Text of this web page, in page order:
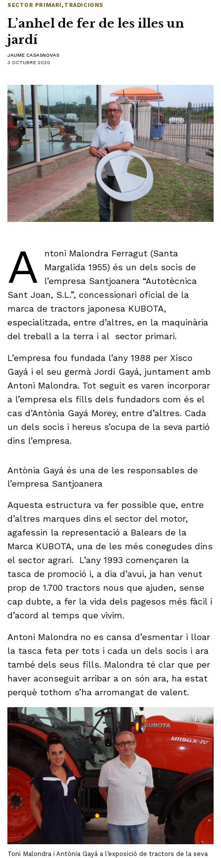
SECTOR PRIMARI , TRADICIONS
L’anhel de fer de les illes un
jardí
JAUME CASASNOVAS
3 OCTUBRE 2020
A
ntoni Malondra Ferragut (Santa
Margalida 1955) és un dels socis de
l’empresa Santjoanera “Autotècnica
Sant Joan, S.L.”, concessionari oficial de la
marca de tractors japonesa KUBOTA,
especialitzada, entre d’altres, en la maquinària
del treball a la terra i al sector primari.
L’empresa fou fundada l’any 1988 per Xisco
Gayá i el seu germà Jordí Gayá, juntament amb
Antoni Malondra. Tot seguit es varen incorporar
a l’empresa els fills dels fundadors com és el
cas d’Antònia Gayá Morey, entre d’altres. Cada
un dels socis i hereus s’ocupa de la seva partió
dins l’empresa.
Antònia Gayá és una de les responsables de
l’empresa Santjoanera
Aquesta estructura va fer possible que, entre
d’altres marques dins el sector del motor,
agafessin la representació a Balears de la
Marca KUBOTA, una de les més conegudes dins
el sector agrari. L’any 1993 començaren la
tasca de promoció i, a dia d’avui, ja han venut
prop de 1.700 tractors nous que ajuden, sense
cap dubte, a fer la vida dels pagesos més fàcil i
d’acord al temps que vivim.
Antoni Malondra no es cansa d’esmentar i lloar
la tasca feta per tots i cada un dels socis i ara
també dels seus fills. Malondra té clar que per
haver aconseguit arribar a on són ara, ha estat
perquè tothom s’ha arromangat de valent.
Toni Malondra i Antònia Gayá a l’exposició de tractors de la seva